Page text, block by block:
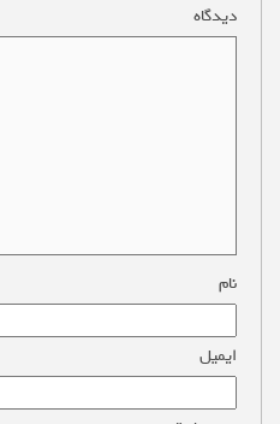
دیدگاه
نام
ایمیل